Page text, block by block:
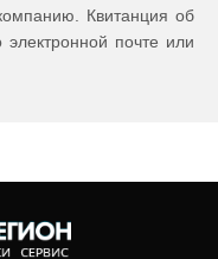
Квитанция об
почте или